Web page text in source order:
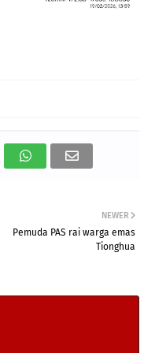
NEWER
Pemuda PAS rai warga emas
Tionghua